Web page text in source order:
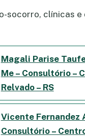
socorro, clínicas
Magali Parise
Me – Consultório –
Relvado – RS
Vicente Fernandez
Consultório –